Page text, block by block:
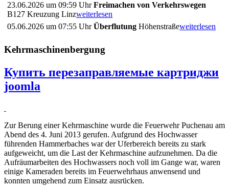
23.06.2026 um 09:59 UhrFreimachen von Verkehrswegen
B127 Kreuzung Linzweiterlesen
05.06.2026 um 07:55 UhrÜberflutung Höhenstraßeweiterlesen
Kehrmaschinenbergung
Купить перезаправляемые картриджи
joomla
Zur Berung einer Kehrmaschine wurde die Feuerwehr Puchenau am
Abend des 4. Juni 2013 gerufen. Aufgrund des Hochwasser
führenden Hammerbaches war der Uferbereich bereits zu stark
aufgeweicht, um die Last der Kehrmaschine aufzunehmen. Da die
Aufräumarbeiten des Hochwassers noch voll im Gange war, waren
einige Kameraden bereits im Feuerwehrhaus anwensend und
konnten umgehend zum Einsatz ausrücken.